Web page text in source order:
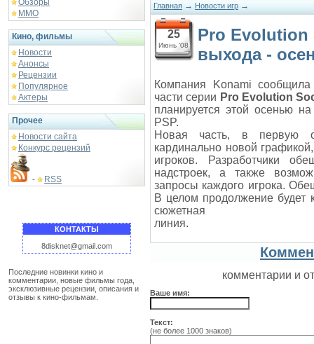
Обзоры
ММО
Кино, фильмы
Новости
Анонсы
Рецензии
Популярное
Актеры
Прочее
Новости сайта
Конкурс рецензий
- RSS
КОНТАКТЫ
8disknet@gmail.com
Последние новинки кино и
комментарии, новые фильмы года,
эксклюзивные рецензии, описания и
отзывы к кино-фильмам.
Главная → Новости игр →
25
Июнь '08
Pro Evolution
выхода -
Компания Konami
части серии Pro Evolution
планируется этой осенью
PSP.
Новая часть, в первую
кардинально новой
игроков. Разработчики
надстроек, а также
запросы каждого игрока.
В целом продолжение будет
сюжетная
линия.
комментарии и
Ваше имя:
Текст:
(не более 1000 знаков)